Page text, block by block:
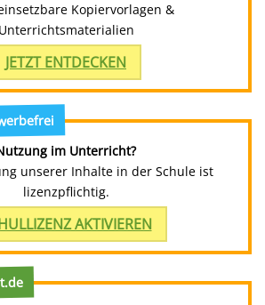
Kopiervorlagen &
Unterrichtsmaterialien
JETZT ENTDECKEN
im Unterricht?
unserer Inhalte in der Schule ist
lizenzpflichtig.
AKTIVIEREN